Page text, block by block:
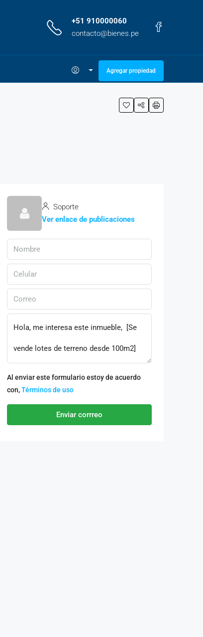
+51 910000060
contacto@bienes.pe
Agregar propiedad
Soporte
Ver enlace de publicaciones
Al enviar este formulario estoy de acuerdo
con,Términos de uso
Enviar corrreo